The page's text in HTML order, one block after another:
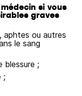
si vous
graves
aphtes ou autres
le sang
blessure ;
;